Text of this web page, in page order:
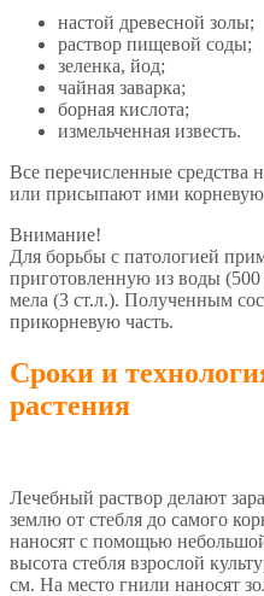
настой древесной золы;
раствор пищевой соды;
зеленка, йод;
чайная заварка;
борная кислота;
измельченная известь.
Все перечисленные средства
или присыпают ими
Внимание!
Для борьбы с патологией
приготовленную из воды
мела (3 ст.л.). Полученным
прикорневую часть.
Сроки и
растения
Лечебный раствор делают
землю от стебля до самого
наносят с помощью
высота стебля взрослой
см. На место гнили наносят